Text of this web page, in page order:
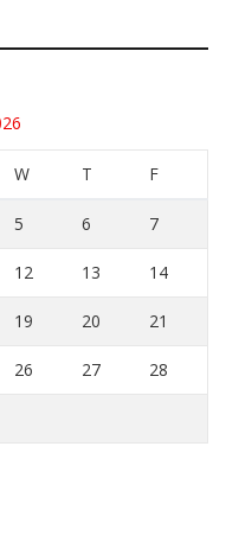
W T F
5 6 7
12 13 14
19 20 21
26 27 28